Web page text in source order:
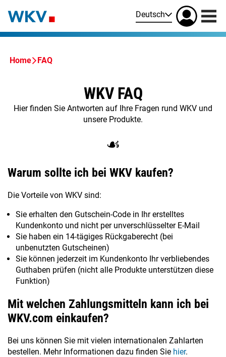
Deutsch
Home FAQ
WKV FAQ
Hier finden Sie Antworten auf Ihre Fragen rund WKV und
unsere Produkte.
☙
Warum sollte ich bei WKV kaufen?
Die Vorteile von WKV sind:
Sie erhalten den Gutschein-Code in Ihr erstelltes
Kundenkonto und nicht per unverschlüsselter E-Mail
Sie haben ein 14-tägiges Rückgaberecht (bei
unbenutzten Gutscheinen)
Sie können jederzeit im Kundenkonto Ihr verbliebendes
Guthaben prüfen (nicht alle Produkte unterstützen diese
Funktion)
Mit welchen Zahlungsmitteln kann ich bei
WKV.com einkaufen?
Bei uns können Sie mit vielen internationalen Zahlarten
bestellen. Mehr Informationen dazu finden Sie hier.